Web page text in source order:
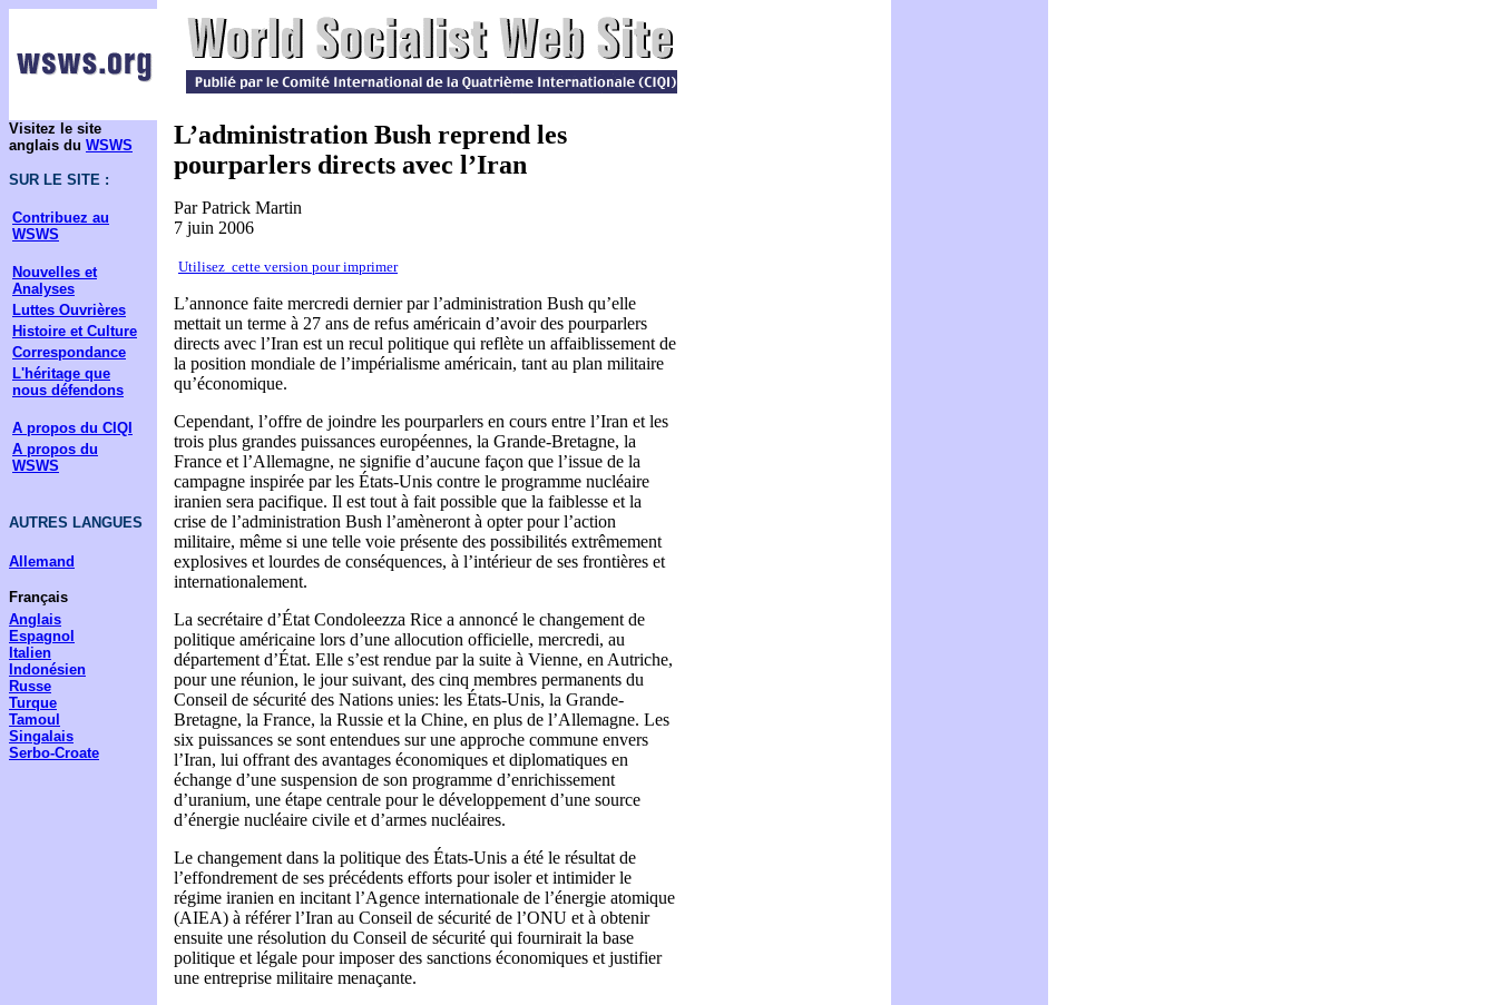
Visitez le site
anglais du WSWS
SUR LE SITE :
Contribuez au
WSWS
Nouvelles et
Analyses
Luttes Ouvrières
Histoire et Culture
Correspondance
L'héritage que
nous défendons
A propos du CIQI
A propos du
WSWS
AUTRES LANGUES
Allemand
Français
Anglais
Espagnol
Italien
Indonésien
Russe
Turque
Tamoul
Singalais
Serbo-Croate
L’administration Bush reprend les
pourparlers directs avec l’Iran
Par Patrick Martin
7 juin 2006
Utilisez cette version pour imprimer
L’annonce faite mercredi dernier par l’administration Bush qu’elle
mettait un terme à 27 ans de refus américain d’avoir des pourparlers
directs avec l’Iran est un recul politique qui reflète un affaiblissement de
la position mondiale de l’impérialisme américain, tant au plan militaire
qu’économique.
Cependant, l’offre de joindre les pourparlers en cours entre l’Iran et les
trois plus grandes puissances européennes, la Grande-Bretagne, la
France et l’Allemagne, ne signifie d’aucune façon que l’issue de la
campagne inspirée par les États-Unis contre le programme nucléaire
iranien sera pacifique. Il est tout à fait possible que la faiblesse et la
crise de l’administration Bush l’amèneront à opter pour l’action
militaire, même si une telle voie présente des possibilités extrêmement
explosives et lourdes de conséquences, à l’intérieur de ses frontières et
internationalement.
La secrétaire d’État Condoleezza Rice a annoncé le changement de
politique américaine lors d’une allocution officielle, mercredi, au
département d’État. Elle s’est rendue par la suite à Vienne, en Autriche,
pour une réunion, le jour suivant, des cinq membres permanents du
Conseil de sécurité des Nations unies: les États-Unis, la Grande-
Bretagne, la France, la Russie et la Chine, en plus de l’Allemagne. Les
six puissances se sont entendues sur une approche commune envers
l’Iran, lui offrant des avantages économiques et diplomatiques en
échange d’une suspension de son programme d’enrichissement
d’uranium, une étape centrale pour le développement d’une source
d’énergie nucléaire civile et d’armes nucléaires.
Le changement dans la politique des États-Unis a été le résultat de
l’effondrement de ses précédents efforts pour isoler et intimider le
régime iranien en incitant l’Agence internationale de l’énergie atomique
(AIEA) à référer l’Iran au Conseil de sécurité de l’ONU et à obtenir
ensuite une résolution du Conseil de sécurité qui fournirait la base
politique et légale pour imposer des sanctions économiques et justifier
une entreprise militaire menaçante.